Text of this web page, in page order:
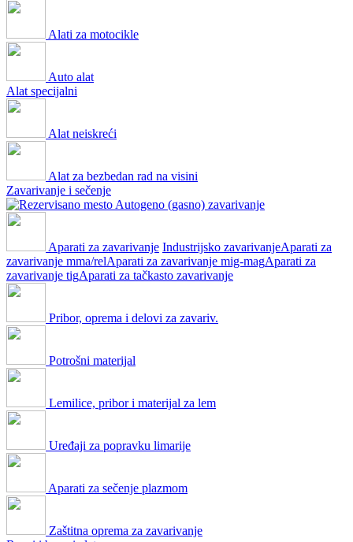
Alati za motocikle
Auto alat
Alat specijalni
Alat neiskreći
Alat za bezbedan rad na visini
Zavarivanje i sečenje
Autogeno (gasno) zavarivanje
Aparati za zavarivanje Industrijsko zavarivanjeAparati za
zavarivanje mma/relAparati za zavarivanje mig-magAparati za
zavarivanje tigAparati za tačkasto zavarivanje
Pribor, oprema i delovi za zavariv.
Potrošni materijal
Lemilice, pribor i materijal za lem
Uređaji za popravku limarije
Aparati za sečenje plazmom
Zaštitna oprema za zavarivanje